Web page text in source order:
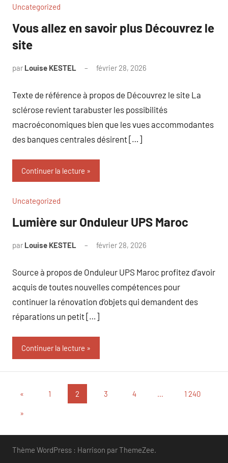
Uncategorized
Vous allez en savoir plus Découvrez le
site
par Louise KESTEL février 28, 2026
Texte de référence à propos de Découvrez le site La
sclérose revient tarabuster les possibilités
macroéconomiques bien que les vues accommodantes
des banques centrales désirent […]
Continuer la lecture
Uncategorized
Lumière sur Onduleur UPS Maroc
par Louise KESTEL février 28, 2026
Source à propos de Onduleur UPS Maroc profitez d’avoir
acquis de toutes nouvelles compétences pour
continuer la rénovation d’objets qui demandent des
réparations un petit […]
Continuer la lecture
Pagination
des
publications
« Publications
1 2 3 4 … 1 240
Articles
»
Thème WordPress : Harrison par ThemeZee.